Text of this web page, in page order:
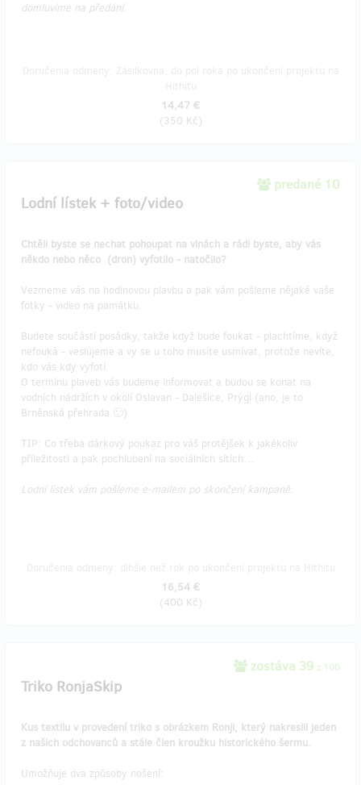
domluvíme na předání.
14,47 €
(350 Kč)
predané 10
Lodní lístek + foto/video
Chtěli byste se nechat pohoupat na vlnách a rádi byste, aby vás
někdo nebo něco (dron) vyfotilo - natočilo?
Vezmeme vás na hodinovou plavbu a pak vám pošleme nějaké vaše
fotky - video na památku.
Budete součástí posádky, takže když bude foukat - plachtíme, když
nefouká - veslujeme a vy se u toho musíte usmívat, protože nevíte,
kdo vás kdy vyfotí.
O termínu plaveb vás budeme informovat a budou se konat na
vodních nádržích v okolí Oslavan - Dalešice, Prýgl (ano, je to
Brněnská přehrada 🙂).
TIP: Co třeba dárkový poukaz pro váš protějšek k jakékoliv
příležitosti a pak pochlubení na sociálních sítích…
Lodní lístek vám pošleme e-mailem po skončení kampaně.
16,54 €
(400 Kč)
zostáva 39 z 100
Triko RonjaSkip
Kus textilu v provedení triko s obrázkem Ronji, který nakreslil jeden
z našich odchovanců a stále člen kroužku historického šermu.
Umožňuje dva způsoby nošení: